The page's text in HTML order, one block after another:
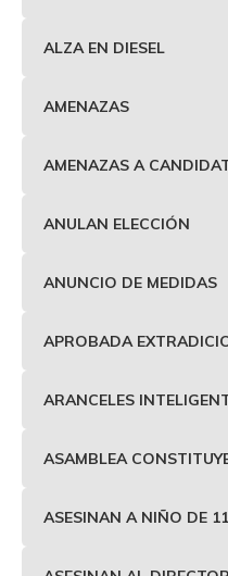
ALZA EN DIESEL
AMENAZAS
AMENAZAS A
ANULAN ELECCIÓN
ANUNCIO DE MEDIDAS
APROBADA
ARANCELES
ASAMBLEA
ASESINAN A NIÑO DE